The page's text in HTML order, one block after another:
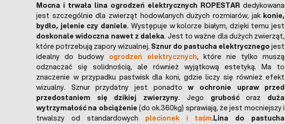
Mocna i trwała lina ogrodzeń elektrycznych ROPESTAR dedykowana
jest szczególnie dla zwierząt hodowlanych dużych rozmiarów, jak konie,
bydło, jelenie czy daniele. Występuje w kolorze białym, dzięki temu jest
doskonale widoczna nawet z daleka. Jest to ważne dla dużych zwierząt,
które potrzebują zapory wizualnej. Sznur do pastucha elektrycznego jest
idealny do budowy ogrodzeń elektrycznych, które nie tylko muszą
odznaczać się solidnością, ale również wyjątkową estetyką. Ma to
znaczenie w przypadku pastwisk dla koni, gdzie liczy się również efekt
wizualny. Sznur przydatny jest ponadtow ochronie upraw przed
przedostaniem się dzikiej zwierzyny. Jego grubośćoraz duża
wytrzymałość na obciążenie (do ok.360kg) sprawiają, że jest mocniejszy i
trwalszy od standardowych plecionek i taśm.Lina do pastucha